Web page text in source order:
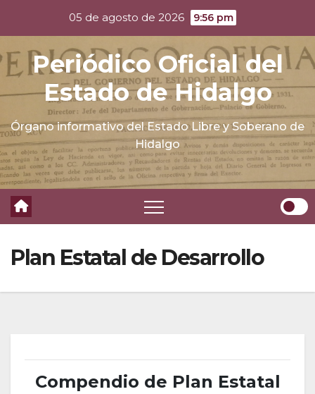
content
05 de agosto de 2026 9:56 pm
Periódico Oficial del
Estado de Hidalgo
Órgano informativo del Estado Libre y Soberano de
Hidalgo
Plan Estatal de Desarrollo
Compendio de Plan Estatal